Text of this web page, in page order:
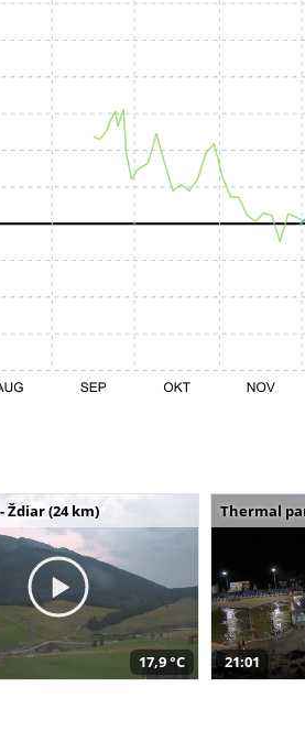
Ždiar (24 km)
17,9 °C
Thermal
21:01